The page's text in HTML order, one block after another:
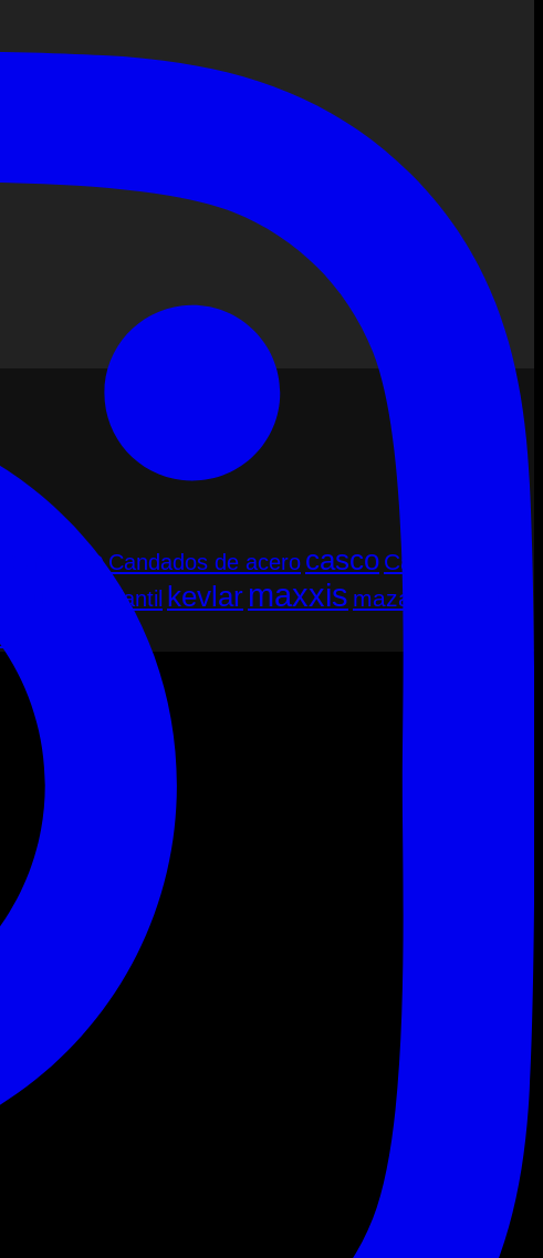
candado Candados de acero casco Cascos
infantil kevlar maxxis maza